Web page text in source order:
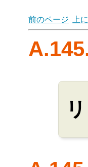
前のページ
上